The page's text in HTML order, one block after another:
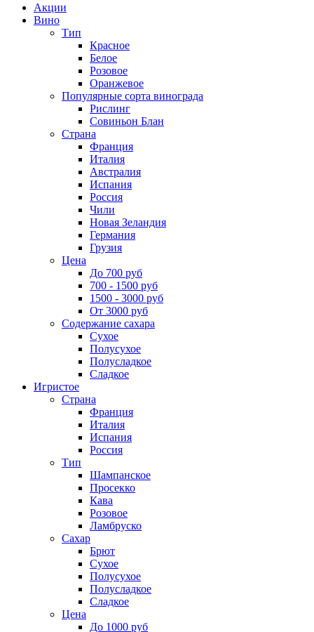
Акции
Вино
Тип
Красное
Белое
Розовое
Оранжевое
Популярные сорта винограда
Рислинг
Совиньон Блан
Страна
Франция
Италия
Австралия
Испания
Россия
Чили
Новая Зеландия
Германия
Грузия
Цена
До 700 руб
700 - 1500 руб
1500 - 3000 руб
От 3000 руб
Содержание сахара
Сухое
Полусухое
Полусладкое
Сладкое
Игристое
Страна
Франция
Италия
Испания
Россия
Тип
Шампанское
Просекко
Кава
Розовое
Ламбруско
Сахар
Брют
Сухое
Полусухое
Полусладкое
Сладкое
Цена
До 1000 руб